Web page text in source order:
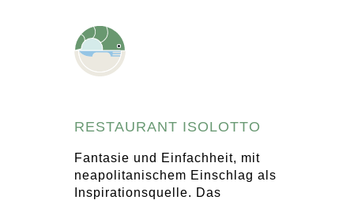
RESTAURANT ISOLOTTO
Fantasie und Einfachheit, mit
neapolitanischem Einschlag als
Inspirationsquelle. Das